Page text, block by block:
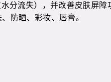
分流失），并改善皮肤屏障
防晒、彩妆、唇膏。